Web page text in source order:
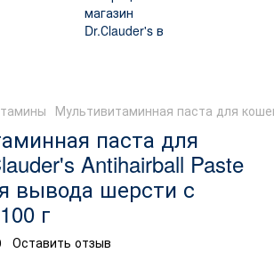
Мультивитаминная паста для
паста для
Antihairball Paste
вывода шерсти с
г
Оставить отзыв